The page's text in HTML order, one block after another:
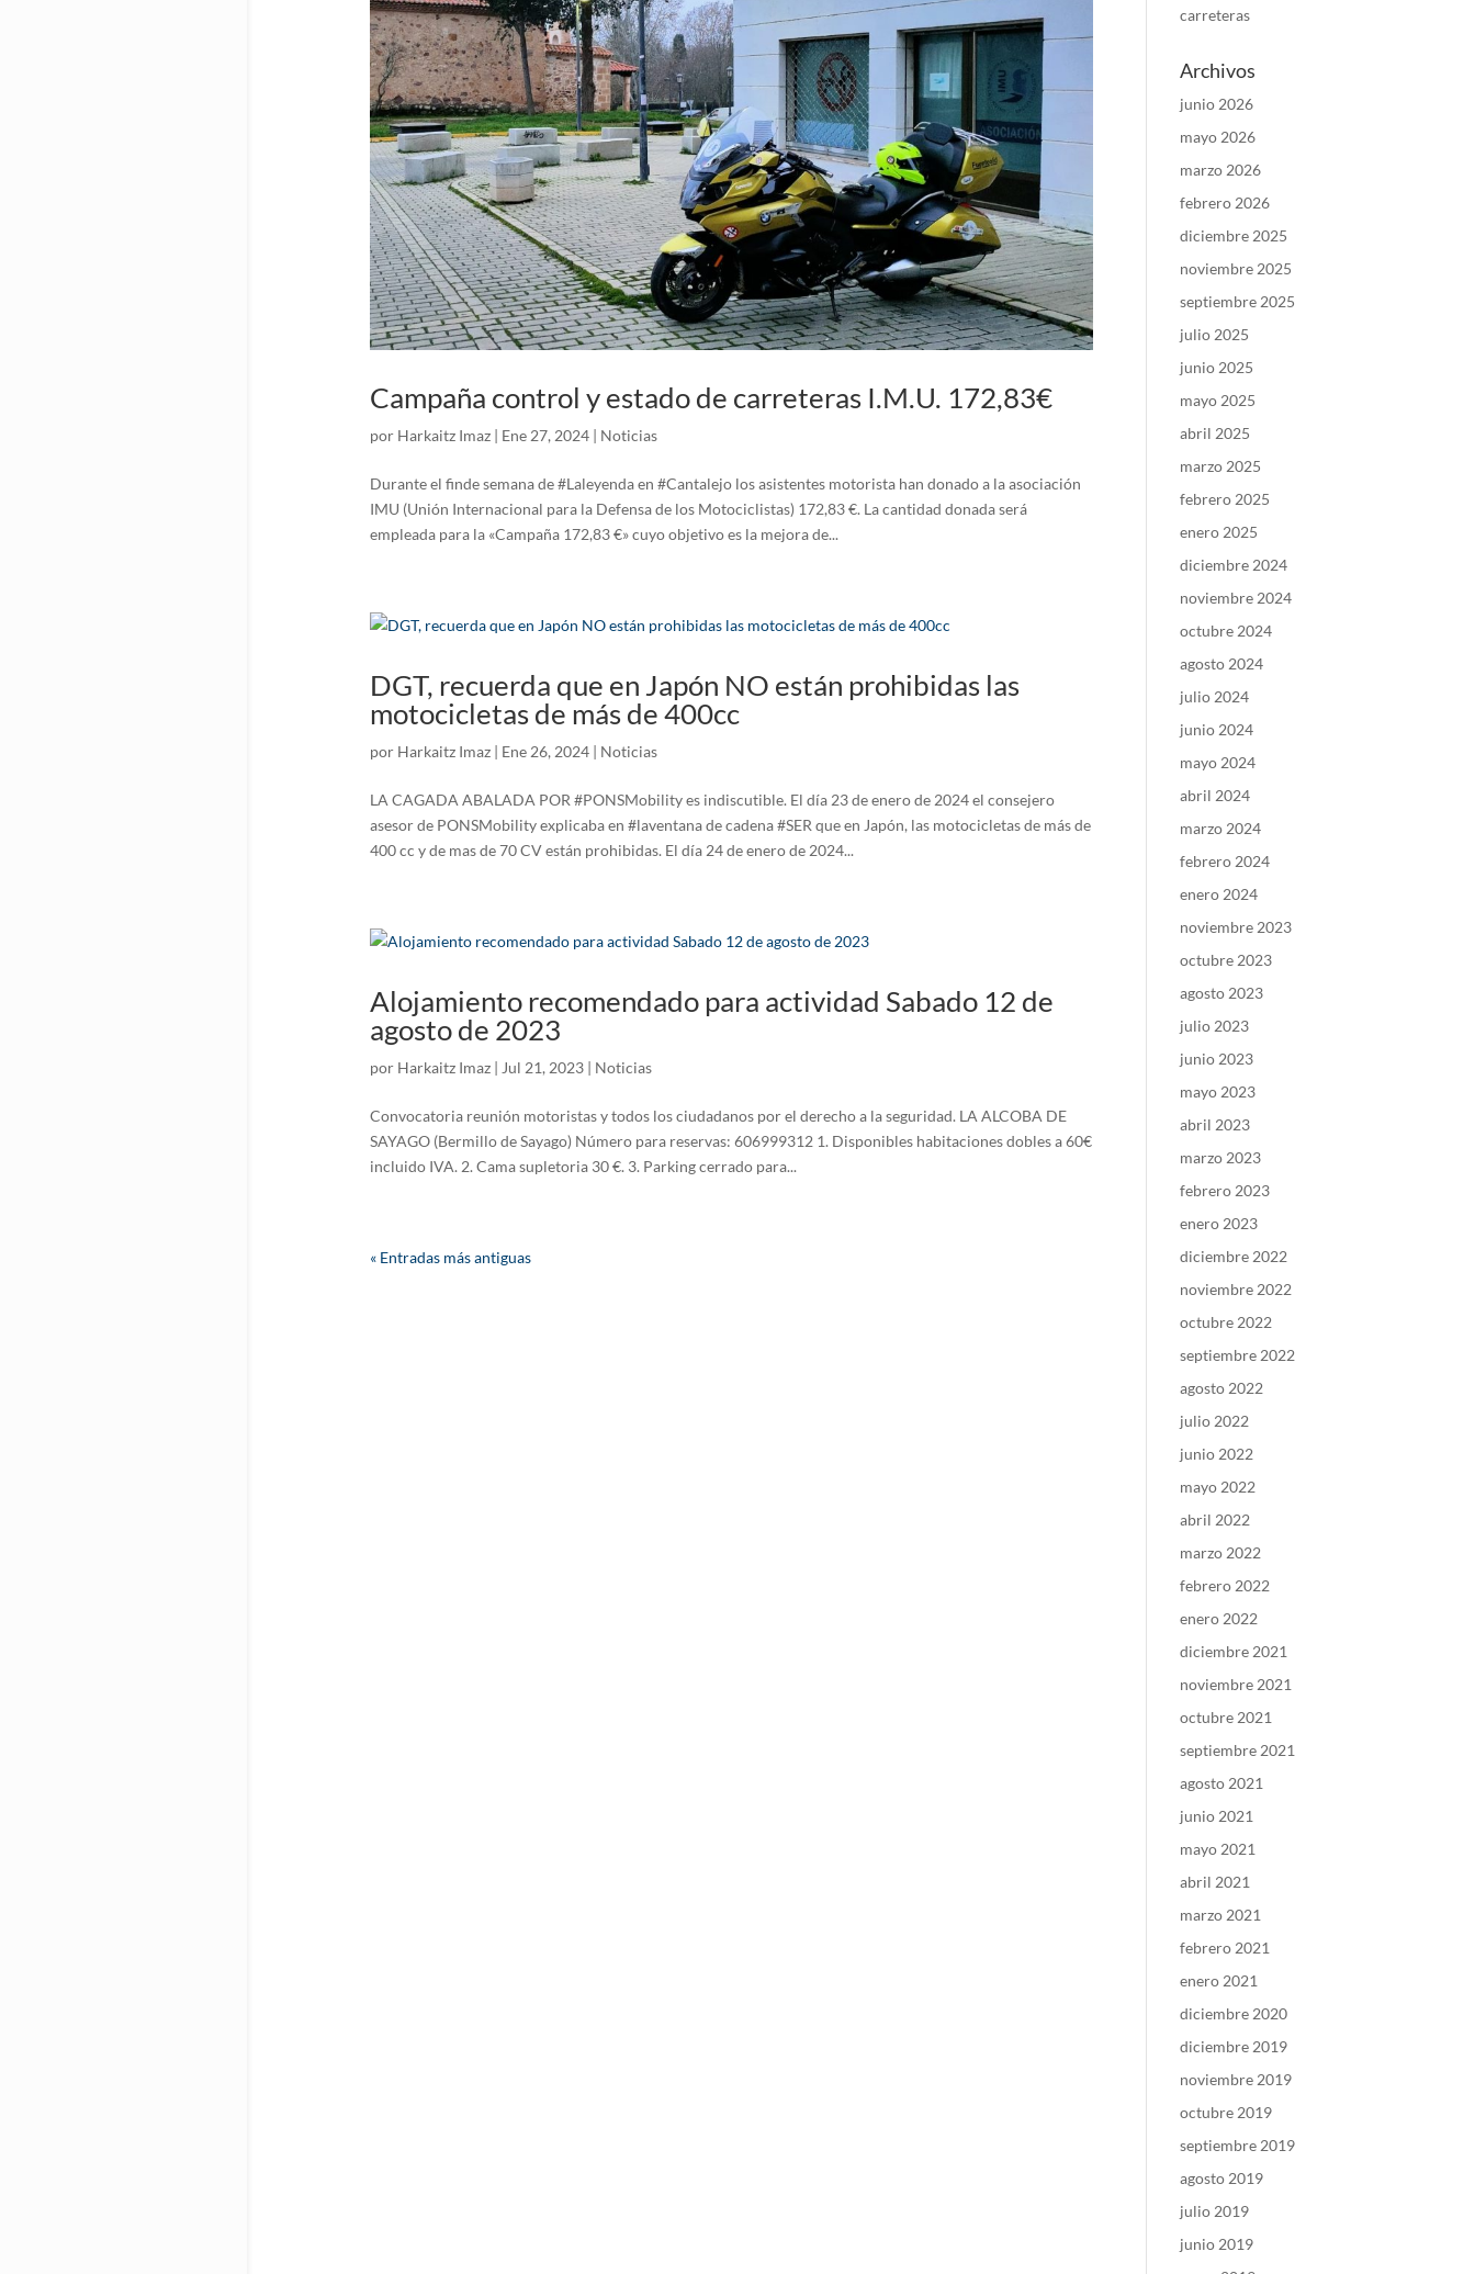
Campaña control y estado de carreteras I.M.U. 172,83€
por Harkaitz Imaz| Ene 27, 2024| Noticias
Durante el finde semana de #Laleyenda en #Cantalejo los asistentes motorista han donado a la asociación
IMU (Unión Internacional para la Defensa de los Motociclistas) 172,83 €. La cantidad donada será
empleada para la «Campaña 172,83 €» cuyo objetivo es la mejora de...
DGT, recuerda que en Japón NO están prohibidas las
motocicletas de más de 400cc
por Harkaitz Imaz| Ene 26, 2024| Noticias
LA CAGADA ABALADA POR #PONSMobility es indiscutible. El día 23 de enero de 2024 el consejero
asesor de PONSMobility explicaba en #laventana de cadena #SER que en Japón, las motocicletas de más de
400 cc y de mas de 70 CV están prohibidas. El día 24 de enero de 2024...
Alojamiento recomendado para actividad Sabado 12 de
agosto de 2023
por Harkaitz Imaz| Jul 21, 2023| Noticias
Convocatoria reunión motoristas y todos los ciudadanos por el derecho a la seguridad. LA ALCOBA DE
SAYAGO (Bermillo de Sayago) Número para reservas: 606999312 1. Disponibles habitaciones dobles a 60€
incluido IVA. 2. Cama supletoria 30 €. 3. Parking cerrado para...
« Entradas más antiguas
carreteras
Archivos
junio 2026
mayo 2026
marzo 2026
febrero 2026
diciembre 2025
noviembre 2025
septiembre 2025
julio 2025
junio 2025
mayo 2025
abril 2025
marzo 2025
febrero 2025
enero 2025
diciembre 2024
noviembre 2024
octubre 2024
agosto 2024
julio 2024
junio 2024
mayo 2024
abril 2024
marzo 2024
febrero 2024
enero 2024
noviembre 2023
octubre 2023
agosto 2023
julio 2023
junio 2023
mayo 2023
abril 2023
marzo 2023
febrero 2023
enero 2023
diciembre 2022
noviembre 2022
octubre 2022
septiembre 2022
agosto 2022
julio 2022
junio 2022
mayo 2022
abril 2022
marzo 2022
febrero 2022
enero 2022
diciembre 2021
noviembre 2021
octubre 2021
septiembre 2021
agosto 2021
junio 2021
mayo 2021
abril 2021
marzo 2021
febrero 2021
enero 2021
diciembre 2020
diciembre 2019
noviembre 2019
octubre 2019
septiembre 2019
agosto 2019
julio 2019
junio 2019